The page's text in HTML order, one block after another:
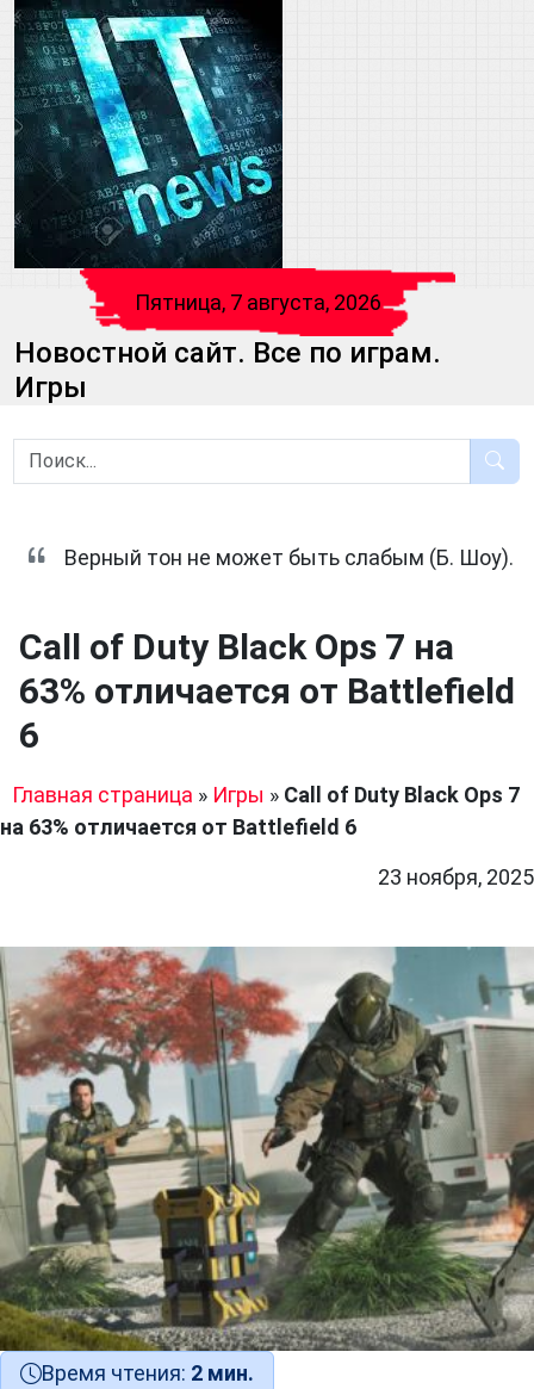
Пятница, 7 августа, 2026
Новостной сайт. Все по играм.
Игры
Верный тон не может быть слабым (Б. Шоу).
Call of Duty Black Ops 7 на
63% отличается от Battlefield
6
Главная страница » Игры » Call of Duty Black Ops 7
на 63% отличается от Battlefield 6
23 ноября, 2025
Время чтения: 2 мин.